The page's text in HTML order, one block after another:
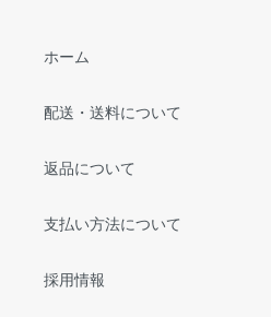
ホーム
配送・送料について
返品について
支払い方法について
採用情報